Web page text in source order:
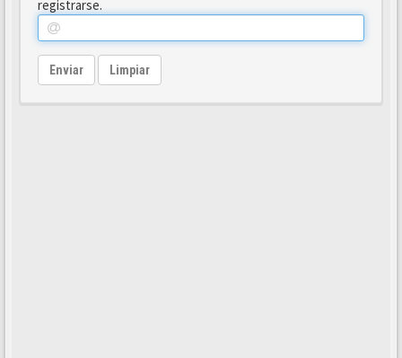
registrarse.
Enviar Limpiar